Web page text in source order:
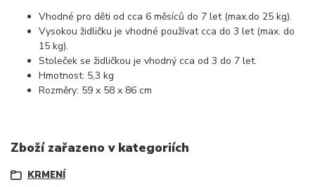
Vhodné pro děti od cca 6 měsíců do 7 let (max.do 25 kg).
Vysokou židličku je vhodné používat cca do 3 let (max. do
15 kg).
Stoleček se židličkou je vhodný cca od 3 do 7 let.
Hmotnost: 5,3 kg
Rozměry: 59 x 58 x 86 cm
Zboží zařazeno v kategoriích
KRMENÍ